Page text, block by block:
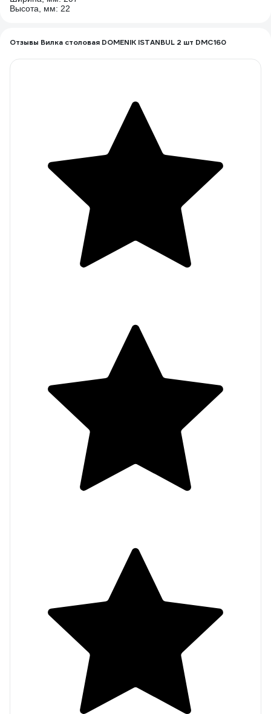
Высота, мм: 22
Отзывы Вилка столовая DOMENIK ISTANBUL 2 шт DMC160